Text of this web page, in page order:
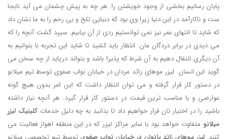
پایان رسانیم بخشی از وجود خویشتن را. هر چه به پیش چشمان می آید نابجا
ست و ناکارآمد در این دنیا زیرا وی بود که دنیایی تلخ و بی رحم را به ما نشان داد
که شاید تا انتهای عمر نیز نمی توانستیم ردی از آن بیابیم. سیپد گشت آنچه را که
می دیدی در برابر دردگان مان. انتظار باید کشید تا شاید این تجربه با بتوانیم به
آن دیگری انتقال دهیم به آن شرط که پذیرا باشد و بتواند دریابد از چه سخن می
گوید این انسان. لیزر موهای زائد مردان در خیابان نواب صفوی توسط تیم میلانو
در دستور کار قرار گرفته و می توان انتظار داشت که این امر بدون هیچ گونه
عوارضی و با مناسب ترین قیمت در دستور کار قرار گیرد. هر آنچه نیاز داشته
باشید را در اختیار تان قرار خواهیم داد تا بدانید به چه دلیل خدماتکلینیک لیزر
میلانو متفاوت خواهد بود با سایر مراکز لیزر که در این منطقه اهواز فعالیت می